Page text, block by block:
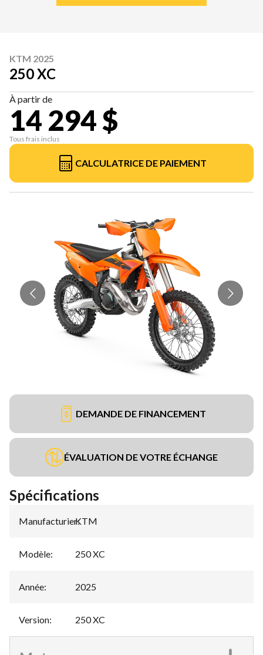
KTM 2025
250 XC
À partir de
14 294 $
Tous frais inclus
CALCULATRICE DE PAIEMENT
DEMANDE DE FINANCEMENT
ÉVALUATION DE VOTRE ÉCHANGE
Spécifications
Manufacturier:
KTM
Modèle: 250 XC
Année: 2025
Version: 250 XC